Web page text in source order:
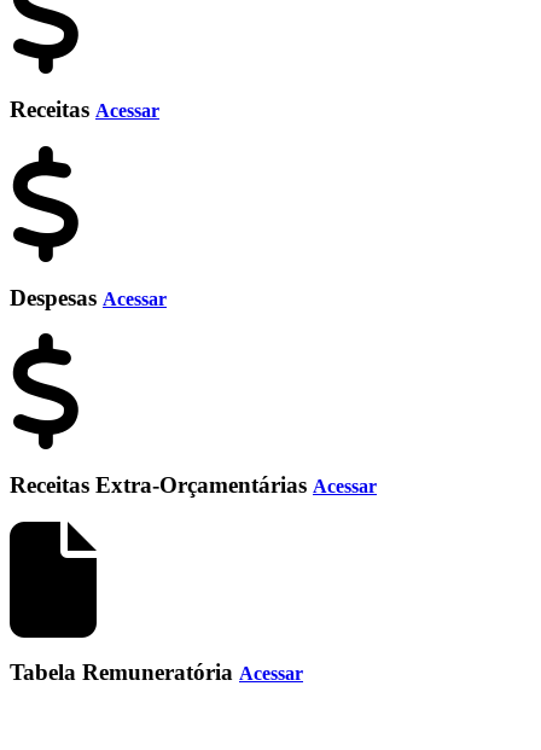
Receitas Acessar
Despesas Acessar
Receitas Extra-Orçamentárias Acessar
Tabela Remuneratória Acessar